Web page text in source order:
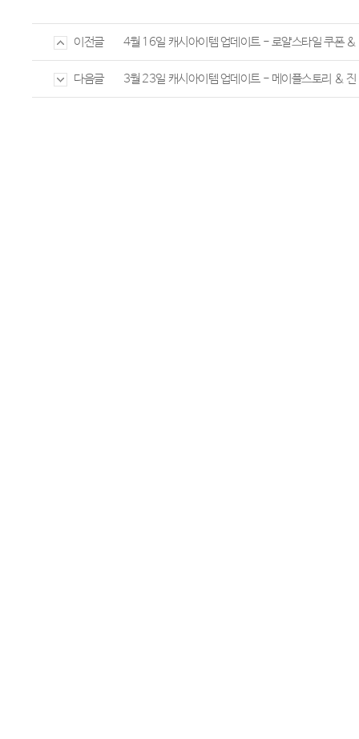
이전글 4월 16일 캐시아이템 업데이트 - 로얄스타일 쿠폰 &
다음글 3월 23일 캐시아이템 업데이트 - 메이플스토리 & 진